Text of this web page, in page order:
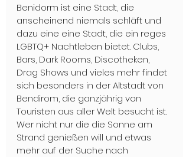
Benidorm ist eine Stadt, die
anscheinend niemals schläft und
dazu eine eine Stadt, die ein reges
LGBTQ+ Nachtleben bietet. Clubs,
Bars, Dark Rooms, Discotheken,
Drag Shows und vieles mehr findet
sich besonders in der Altstadt von
Bendirom, die ganzjährig von
Touristen aus aller Welt besucht ist.
Wer nicht nur die die Sonne am
Strand genießen will und etwas
mehr auf der Suche nach